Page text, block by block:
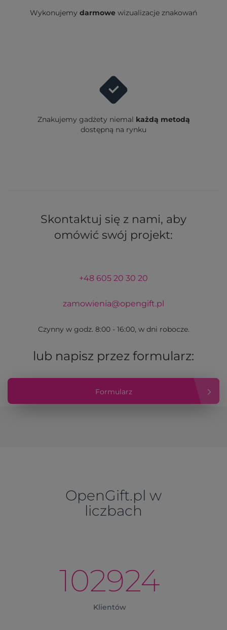
Wykonujemy darmowe wizualizacje znakowań
Znakujemy gadżety niemal każdą metodą
dostępną na rynku
Skontaktuj się z nami, aby
omówić swój projekt:
+48 605 20 30 20
zamowienia@opengift.pl
Czynny w godz. 8:00 - 16:00, w dni robocze.
lub napisz przez formularz:
Formularz
OpenGift.pl w
liczbach
102924
Klientów